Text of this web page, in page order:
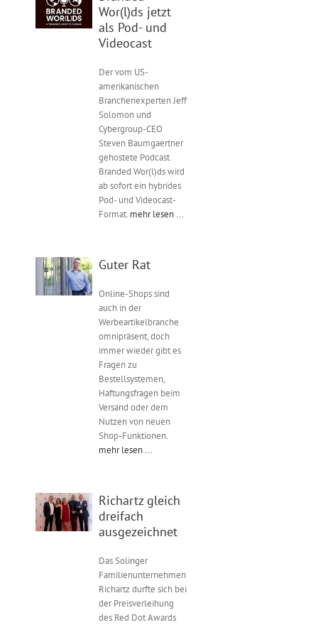
Wor(l)ds jetzt
als Pod- und
Videocast
Der vom US-
amerikanischen
Branchenexperten Jeff
Solomon und
Cybergroup-CEO
Steven Baumgaertner
gehostete Podcast
Branded Wor(l)ds wird
ab sofort ein hybrides
Pod- und Videocast-
Format. mehr lesen ...
Guter Rat
Online-Shops sind
auch in der
Werbeartikelbranche
omnipräsent, doch
immer wieder gibt es
Fragen zu
Bestellsystemen,
Haftungsfragen beim
Versand oder dem
Nutzen von neuen
Shop-Funktionen.
mehr lesen ...
Richartz gleich
dreifach
ausgezeichnet
Das Solinger
Familienunternehmen
Richartz durfte sich bei
der Preisverleihung
des Red Dot Awards